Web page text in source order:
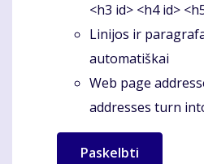
<h3 id> <h4 id>
Linijos ir
automatiškai
Web page
addresses turn